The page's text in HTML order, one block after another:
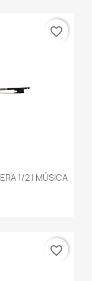
1/2 | MÚSICA
favorite_border
favorite_border